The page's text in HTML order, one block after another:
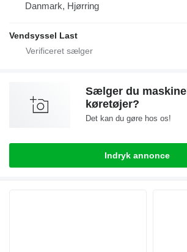
Danmark, Hjørring
Vendsyssel Last
Sælger du
køretøjer?
Det kan du gøre hos os!
Indryk annonce